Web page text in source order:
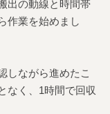
出の動線と時間帯
作業を始めまし
しながら進めたこ
なく、1時間で回収